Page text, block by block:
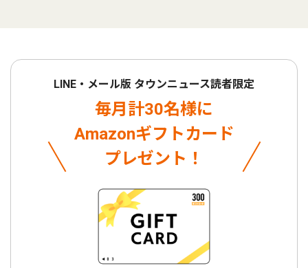
LINE・メール版 タウンニュース読者限定
毎月計30名様に
Amazonギフトカード
プレゼント！